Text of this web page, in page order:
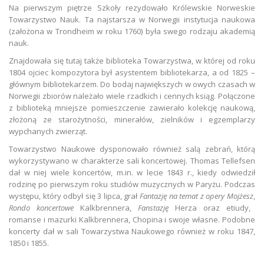
Na pierwszym piętrze Szkoły rezydowało Królewskie Norweskie
Towarzystwo Nauk. Ta najstarsza w Norwegii instytucja naukowa
(założona w Trondheim w roku 1760) była swego rodzaju akademią
nauk.
Znajdowała się tutaj także biblioteka Towarzystwa, w której od roku
1804 ojciec kompozytora był asystentem bibliotekarza, a od 1825 –
głównym bibliotekarzem. Do bodaj największych w owych czasach w
Norwegii zbiorów należało wiele rzadkich i cennych ksiąg. Połączone
z biblioteką mniejsze pomieszczenie zawierało kolekcję naukową,
złożoną ze starożytności, minerałów, zielników i egzemplarzy
wypchanych zwierząt.
Towarzystwo Naukowe dysponowało również salą zebrań, którą
wykorzystywano w charakterze sali koncertowej. Thomas Tellefsen
dał w niej wiele koncertów, m.in. w lecie 1843 r., kiedy odwiedził
rodzinę po pierwszym roku studiów muzycznych w Paryżu. Podczas
występu, który odbył się 3 lipca, grałFantazję na temat z opery Mojżesz,
Rondo koncertowe Kalkbrennera, Fanstazję Herza oraz etiudy,
romanse i mazurki Kalkbrennera, Chopina i swoje własne. Podobne
koncerty dał w sali Towarzystwa Naukowego również w roku 1847,
1850 i 1855.